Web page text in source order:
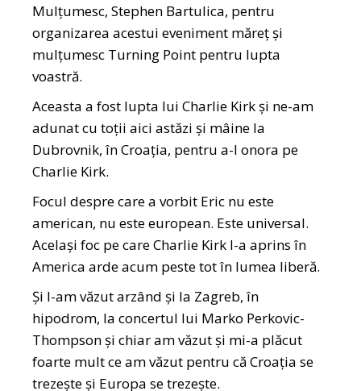
Mulțumesc, Stephen Bartulica, pentru
organizarea acestui eveniment măreț și
mulțumesc Turning Point pentru lupta
voastră.
Aceasta a fost lupta lui Charlie Kirk și ne-am
adunat cu toții aici astăzi și mâine la
Dubrovnik, în Croația, pentru a-l onora pe
Charlie Kirk.
Focul despre care a vorbit Eric nu este
american, nu este european. Este universal.
Același foc pe care Charlie Kirk l-a aprins în
America arde acum peste tot în lumea liberă.
Și l-am văzut arzând și la Zagreb, în
hipodrom, la concertul lui Marko Perkovic-
Thompson și chiar am văzut și mi-a plăcut
foarte mult ce am văzut pentru că Croația se
trezește și Europa se trezește.